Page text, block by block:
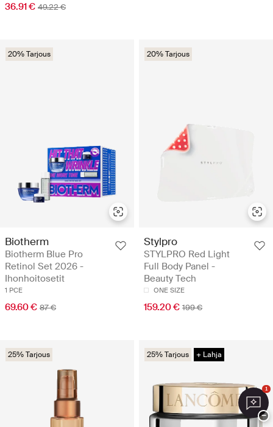
36.91 € 49.22 €
20% Tarjous
Biotherm
Biotherm Blue Pro
Retinol Set 2026 -
Ihonhoitosetit
1 PCE
69.60 € 87 €
20% Tarjous
Stylpro
STYLPRO Red Light
Full Body Panel -
Beauty Tech
ONE SIZE
159.20 € 199 €
25% Tarjous 25% Tarjous + Lahja
1
−